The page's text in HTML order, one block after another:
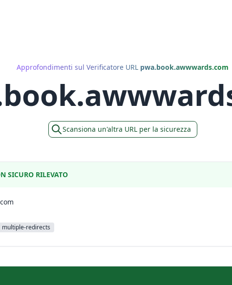
Approfondimenti sul Verificatore URL pwa.book.awwwards.com
Scansiona un'altra URL per la sicurezza
SICURO RILEVATO
multiple-redirects